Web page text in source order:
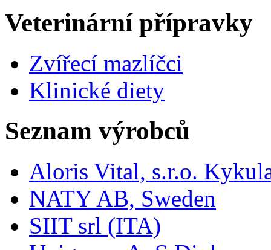
Veterinární přípravky
Zvířecí mazlíčci
Klinické diety
Seznam výrobců
Aloris Vital, s.r.o.
NATY AB, Sweden
SIIT srl (ITA)